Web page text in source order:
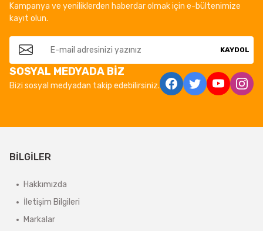
Kampanya ve yeniliklerden haberdar olmak için e-bültenimize
kayıt olun.
KAYDOL
SOSYAL MEDYADA BİZ
Bizi sosyal medyadan takip edebilirsiniz.
BİLGİLER
Hakkımızda
İletişim Bilgileri
Markalar